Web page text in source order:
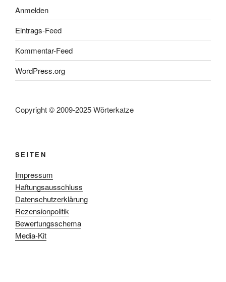
Anmelden
Eintrags-Feed
Kommentar-Feed
WordPress.org
Copyright © 2009-2025 Wörterkatze
SEITEN
Impressum
Haftungsausschluss
Datenschutzerklärung
Rezensionpolitik
Bewertungsschema
Media-Kit